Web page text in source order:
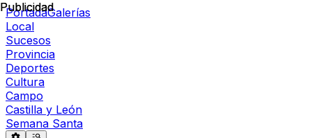
PortadaGalerías
Local
Sucesos
Provincia
Deportes
Cultura
Campo
Castilla y León
Semana Santa
Publicidad
Publicidad